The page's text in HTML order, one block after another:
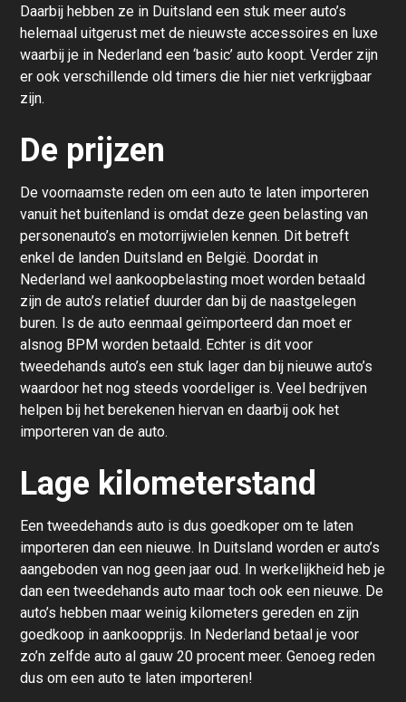
Daarbij hebben ze in Duitsland een stuk meer auto’s
helemaal uitgerust met de nieuwste accessoires en luxe
waarbij je in Nederland een ‘basic’ auto koopt. Verder zijn
er ook verschillende old timers die hier niet verkrijgbaar
zijn.
De prijzen
De voornaamste reden om een auto te laten importeren
vanuit het buitenland is omdat deze geen belasting van
personenauto’s en motorrijwielen kennen. Dit betreft
enkel de landen Duitsland en België. Doordat in
Nederland wel aankoopbelasting moet worden betaald
zijn de auto’s relatief duurder dan bij de naastgelegen
buren. Is de auto eenmaal geïmporteerd dan moet er
alsnog BPM worden betaald. Echter is dit voor
tweedehands auto’s een stuk lager dan bij nieuwe auto’s
waardoor het nog steeds voordeliger is. Veel bedrijven
helpen bij het berekenen hiervan en daarbij ook het
importeren van de auto.
Lage kilometerstand
Een tweedehands auto is dus goedkoper om te laten
importeren dan een nieuwe. In Duitsland worden er auto’s
aangeboden van nog geen jaar oud. In werkelijkheid heb je
dan een tweedehands auto maar toch ook een nieuwe. De
auto’s hebben maar weinig kilometers gereden en zijn
goedkoop in aankoopprijs. In Nederland betaal je voor
zo’n zelfde auto al gauw 20 procent meer. Genoeg reden
dus om een auto te laten importeren!